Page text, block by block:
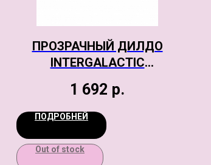
ПРОЗРАЧНЫЙ ДИЛДО
INTERGALACTIC
1 692 р.
ПОДРОБНЕЙ
Out of stock